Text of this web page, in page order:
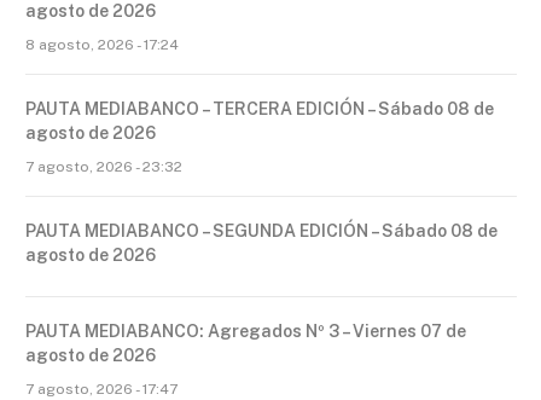
agosto de 2026
8 agosto, 2026 - 17:24
PAUTA MEDIABANCO – TERCERA EDICIÓN – Sábado 08 de
agosto de 2026
7 agosto, 2026 - 23:32
PAUTA MEDIABANCO – SEGUNDA EDICIÓN – Sábado 08 de
agosto de 2026
PAUTA MEDIABANCO: Agregados Nº 3 – Viernes 07 de
agosto de 2026
7 agosto, 2026 - 17:47